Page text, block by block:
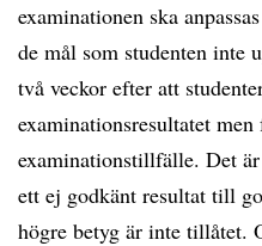
examinationen ska
de mål som studenten inte
två veckor efter att
examinationsresultatet men
examinationstillfälle. Det
ett ej godkänt resultat till
högre betyg är inte tillåtet.